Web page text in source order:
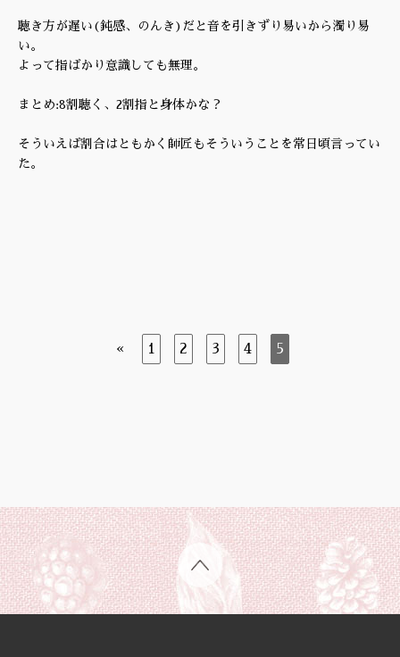
聴き方が遅い(鈍感、のんき)だと音を引きずり易いから濁り易
い。
よって指ばかり意識しても無理。
まとめ:8割聴く、2割指と身体かな？
そういえば割合はともかく師匠もそういうことを常日頃言ってい
た。
« 1 2 3 4 5